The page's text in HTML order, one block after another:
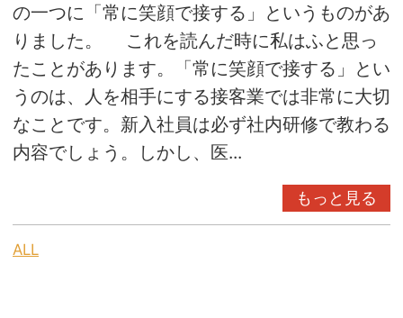
の一つに「常に笑顔で接する」というものがあ
りました。 これを読んだ時に私はふと思っ
たことがあります。「常に笑顔で接する」とい
うのは、人を相手にする接客業では非常に大切
なことです。新入社員は必ず社内研修で教わる
内容でしょう。しかし、医...
もっと見る
ALL